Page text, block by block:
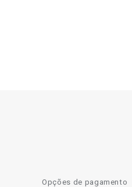
Opções de pagamento